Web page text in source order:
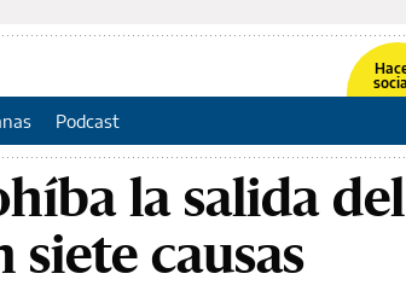
Podcast
la salida del
causas